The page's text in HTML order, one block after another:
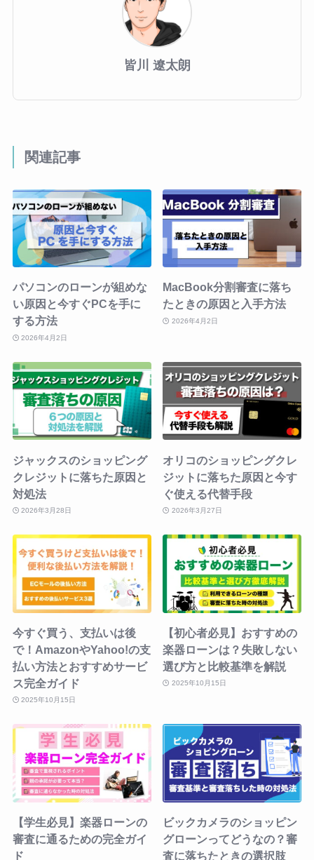
皆川 遼太朗
関連記事
パソコンのローンが組めな
い原因と今すぐPCを手に
する方法
2026年4月2日
MacBook分割審査に落ち
たときの原因と入手方法
2026年4月2日
ジャックスのショッピング
クレジットに落ちた原因と
対処法
2026年3月28日
オリコのショッピングクレ
ジットに落ちた原因と今す
ぐ使える代替手段
2026年3月27日
今すぐ買う、支払いは後
で！AmazonやYahoo!の支
払い方法とおすすめサービ
ス完全ガイド
2025年10月15日
【初心者必見】おすすめの
楽器ローンは？失敗しない
選び方と比較基準を解説
2025年10月15日
【学生必見】楽器ローンの
審査に通るための完全ガイ
ド
ビックカメラのショッピン
グローンってどうなの？審
査に落ちたときの選択肢